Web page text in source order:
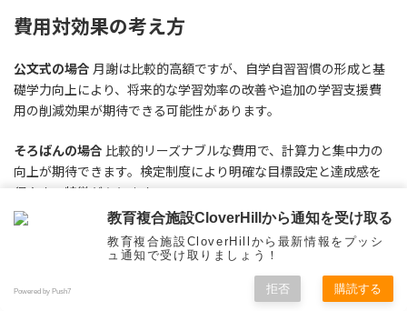
費用対効果の考え方
公文式の場合 月謝は比較的高額ですが、自学自習習慣の形成と基
礎学力向上により、将来的な学習効率の改善や追加の学習支援費
用の削減効果が期待できる可能性があります。
そろばんの場合 比較的リーズナブルな費用で、計算力と集中力の
向上が期待できます。検定制度により明確な目標設定と達成感を
得やすい特徴があります。
現代における算数教育の意義
教育複合施設CloverHillから通知を受け取る
教育複合施設CloverHillから最新情報をプッシ
ュ通知で受け取りましょう！
Powered by Push7 拒否 購読する